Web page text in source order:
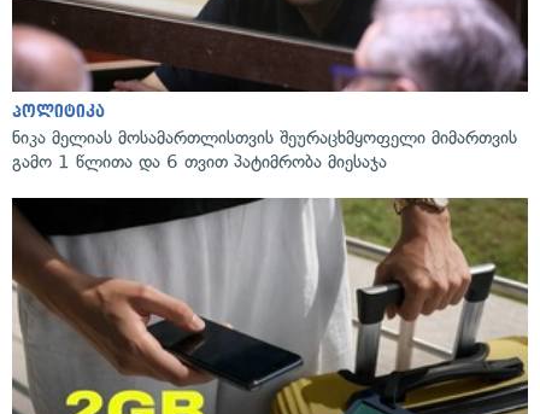
პოლიტიკა
ნიკა მელიას მოსამართლისთვის შეურაცხმყოფელი მიმართვის
გამო 1 წლითა და 6 თვით პატიმრობა მიესაჯა